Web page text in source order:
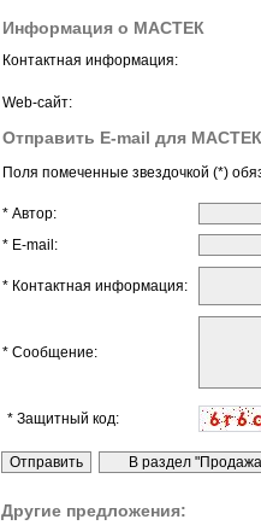
Информация о МАСТЕК
Контактная информация:
Web-сайт:
Отправить E-mail для МАСТЕК
Поля помеченные звездочкой (*)
* Автор:
* E-mail:
* Контактная информация:
* Сообщение:
* Защитный код:
Другие предложения: